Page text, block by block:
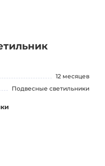
и
Будьте в
12 месяцев
Подвесные светильники